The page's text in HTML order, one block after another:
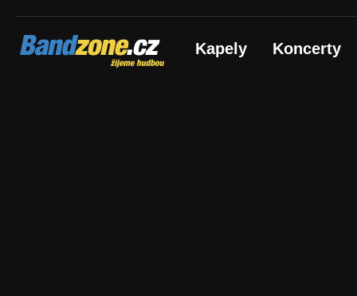
Bandzone.cz
žijeme hudbou Kapely Koncerty